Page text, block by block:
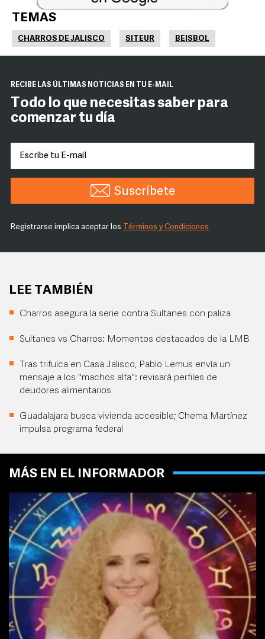
TEMAS
CHARROS DE JALISCO SITEUR BEISBOL
RECIBE LAS ÚLTIMAS NOTICIAS EN TU E-MAIL
Todo lo que necesitas saber para
comenzar tu día
Suscríbete
Registrarse implica aceptar los Términos y Condiciones
LEE TAMBIÉN
Charros asegura la serie contra Sultanes con paliza
Sultanes vs Charros: Momentos destacados de la LMB
Tras trifulca en Casa Jalisco, Pablo Lemus envía un
mensaje a los "machos alfa": revisará perfiles de
deudores alimentarios
Guadalajara busca vivienda accesible; Chema Martínez
impulsa programa federal
MÁS EN EL INFORMADOR